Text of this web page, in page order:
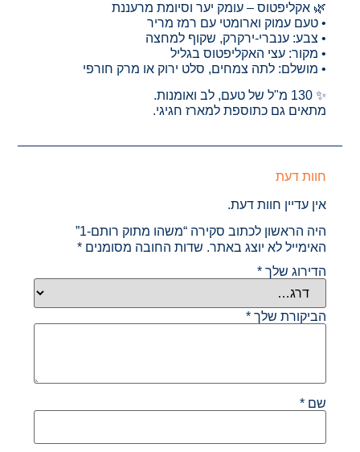
🌿 אקליפטוס – עומק יער וסיומת מרעננת
• טעם עמוק וארומטי עם רמז מריר
• צבע: ענברי-ירקרק, שקוף למחצה
• מקור: עצי האקליפטוס בגליל
• מושלם: לתה צמחים, סלט ירוק או מרק חורפי
✨ 130 מ"ל של טעם, לב ואומנות.
מתאים גם כתוספת למארז חגיגי.
חוות דעת
אין עדיין חוות דעת.
היה הראשון לכתוב סקירה “משהו מתוק רותם-1”
האימייל לא יוצג באתר. שדות החובה מסומנים*
הדירוג שלך*
הביקורת שלך*
שם*